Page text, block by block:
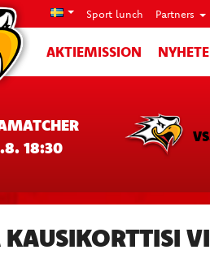
Sport lunch Partners
AKTIEMISSION
18:30
KAUSIKORTTISI